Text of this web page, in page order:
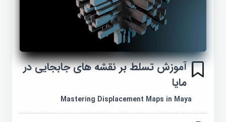
آموزش تسلط بر نقشه های جابجایی در
مایا
Mastering Displacement Maps in Maya